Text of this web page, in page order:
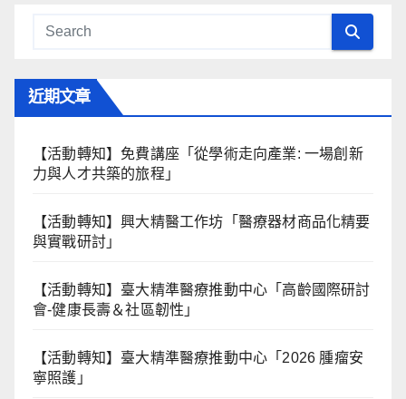
近期文章
【活動轉知】免費講座「從學術走向產業: ⼀場創新
力與⼈才共築的旅程」
【活動轉知】興大精醫工作坊「醫療器材商品化精要
與實戰研討」
【活動轉知】臺大精準醫療推動中心「高齡國際研討
會-健康長壽＆社區韌性」
【活動轉知】臺大精準醫療推動中心「2026 腫瘤安
寧照護」